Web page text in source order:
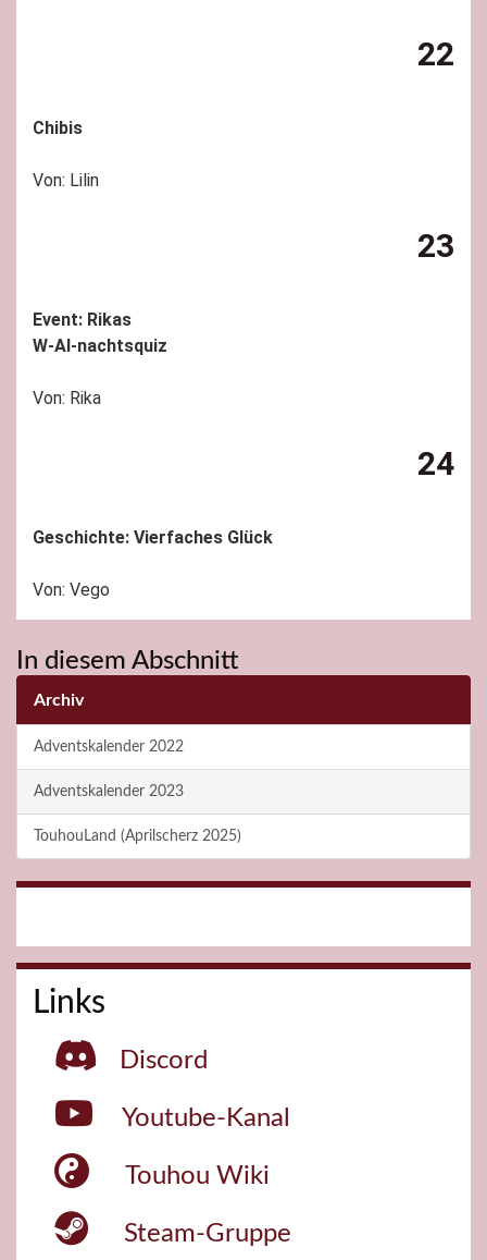
22
Chibis
Von: Lilin
23
Event: Rikas
W-AI-nachtsquiz
Von: Rika
24
Geschichte: Vierfaches Glück
Von: Vego
In diesem Abschnitt
Archiv
Adventskalender 2022
Adventskalender 2023
TouhouLand (Aprilscherz 2025)
Links
Discord
Youtube-Kanal
Touhou Wiki
Steam-Gruppe